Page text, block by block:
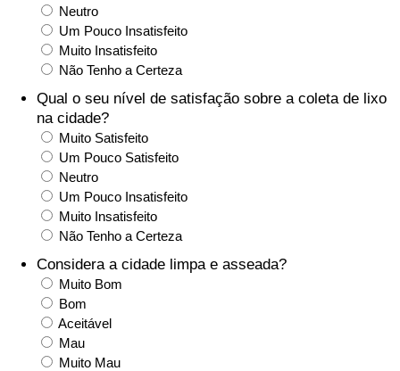
Neutro
Um Pouco Insatisfeito
Muito Insatisfeito
Não Tenho a Certeza
Qual o seu nível de satisfação sobre a coleta de lixo
na cidade?
Muito Satisfeito
Um Pouco Satisfeito
Neutro
Um Pouco Insatisfeito
Muito Insatisfeito
Não Tenho a Certeza
Considera a cidade limpa e asseada?
Muito Bom
Bom
Aceitável
Mau
Muito Mau
Saúde
Indicador de Saúde (Atual)
Indicador de Saúde
Indicador de Saúde por País
Poluição
Indicador de Poluição (Atual)
Índice de poluição
Indicador de Poluição por País